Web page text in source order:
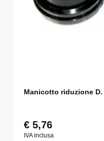
Manicotto riduzione D.
€5,76
IVA inclusa